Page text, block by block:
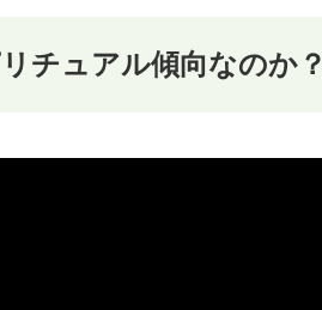
チュアル傾向なのか？